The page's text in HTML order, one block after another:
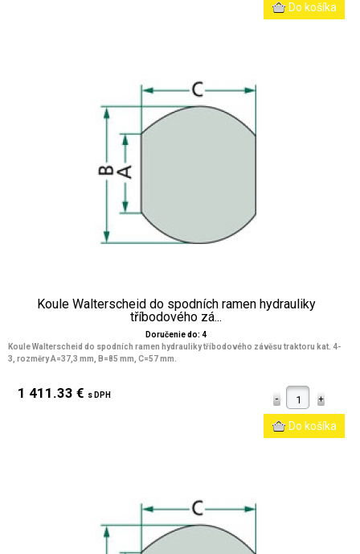
Koule Walterscheid do spodních ramen hydrauliky
tříbodového zá...
Doručenie do: 4
Koule Walterscheid do spodních ramen hydrauliky tříbodového závěsu traktoru kat. 4-
3, rozměry A=37,3 mm, B=85 mm, C=57 mm.
1 411.33 € s DPH